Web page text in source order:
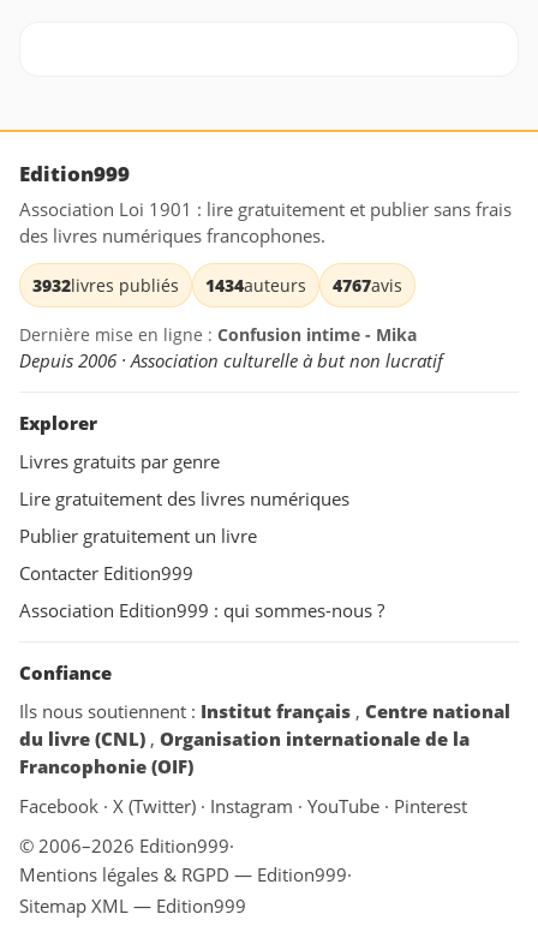
Edition999
Association Loi 1901 : lire gratuitement et publier sans frais
des livres numériques francophones.
3932livres publiés 1434auteurs 4767avis
Dernière mise en ligne : Confusion intime - Mika
Depuis 2006 · Association culturelle à but non lucratif
Explorer
Livres gratuits par genre
Lire gratuitement des livres numériques
Publier gratuitement un livre
Contacter Edition999
Association Edition999 : qui sommes-nous ?
Confiance
Ils nous soutiennent : Institut français , Centre national
du livre (CNL) , Organisation internationale de la
Francophonie (OIF)
Facebook · X (Twitter) · Instagram · YouTube · Pinterest
© 2006–2026 Edition999·
Mentions légales & RGPD — Edition999·
Sitemap XML — Edition999